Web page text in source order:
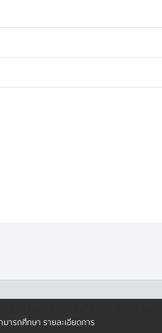
มารถศึกษา รายละเอียดการ